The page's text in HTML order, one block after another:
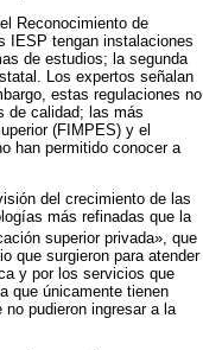
Reconocimiento de
IESP tengan instalaciones
de estudios; la segunda
Los expertos señalan
estas regulaciones no
de calidad; las más
(FIMPES) y el
han permitido conocer a
del crecimiento de las
más refinadas que la
superior privada», que
que surgieron para atender
y por los servicios que
que únicamente tienen
pudieron ingresar a la